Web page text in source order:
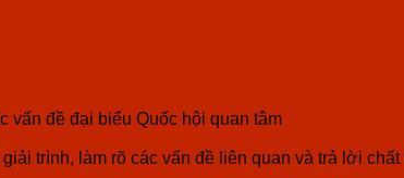
vấn đề đại biểu Quốc hội quan tâm
trình, làm rõ các vấn đề liên quan và trả lời chất